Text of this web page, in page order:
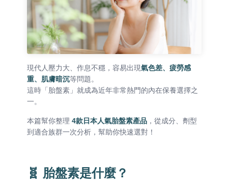
現代人壓力大、作息不穩，容易出現氣色差、疲勞感
重、肌膚暗沉等問題。
這時「胎盤素」就成為近年非常熱門的內在保養選擇之
一。
本篇幫你整理 4款日本人氣胎盤素產品，從成分、劑型
到適合族群一次分析，幫助你快速選對！
🧬 胎盤素是什麼？